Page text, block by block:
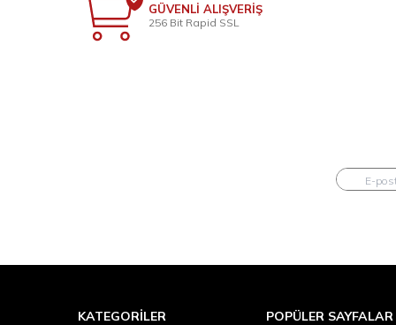
GÜVENLİ ALIŞVERİŞ
256 Bit Rapid SSL
KATEGORILER
POPÜLER SAYFALAR